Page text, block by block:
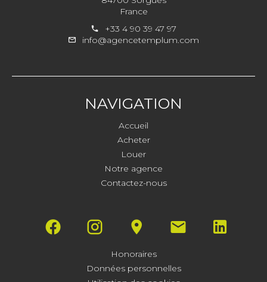
France
+33 4 90 39 47 97
info@agencetemplum.com
NAVIGATION
Accueil
Acheter
Louer
Notre agence
Contactez-nous
Honoraires
Données personnelles